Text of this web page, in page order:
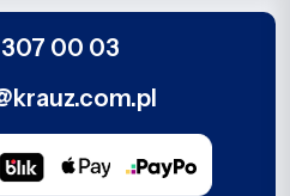
00 03